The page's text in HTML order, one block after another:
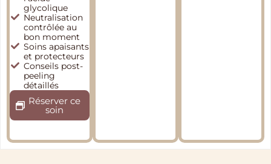
glycolique​
Neutralisation
contrôlée au
bon moment​
Soins apaisants
et protecteurs​
Conseils post-
peeling
détaillés​
Réserver ce
soin